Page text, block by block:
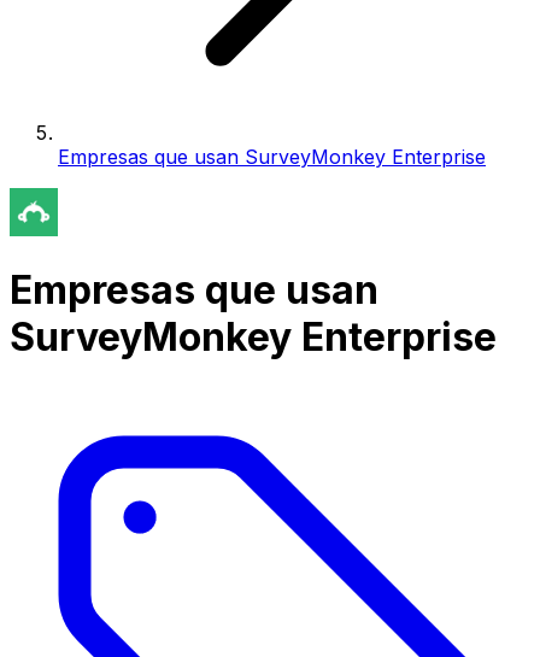
Empresas que usan SurveyMonkey Enterprise
Empresas que usan
SurveyMonkey Enterprise